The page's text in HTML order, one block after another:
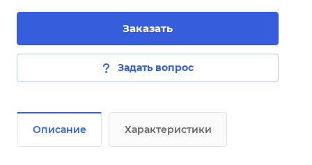
Заказать
Задать вопрос
Описание Характеристики